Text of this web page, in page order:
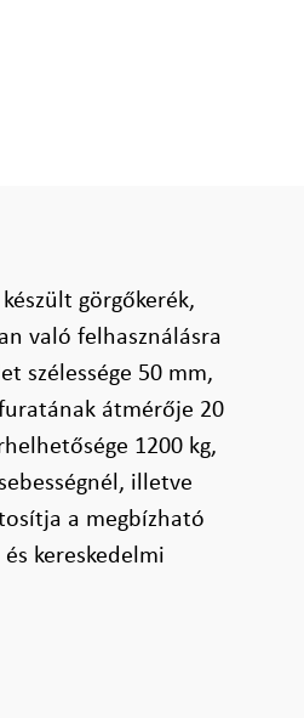
görgőkerék,
való felhasználásra
szélessége 50 mm,
átmérője 20
1200 kg,
illetve
a megbízható
kereskedelmi